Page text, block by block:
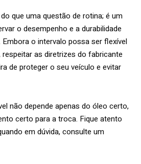
que uma questão de rotina; é um
o desempenho e a durabilidade
o intervalo possa ser flexível
as diretrizes do fabricante
de proteger o seu veículo e evitar
não depende apenas do óleo certo,
certo para a troca. Fique atento
em dúvida, consulte um